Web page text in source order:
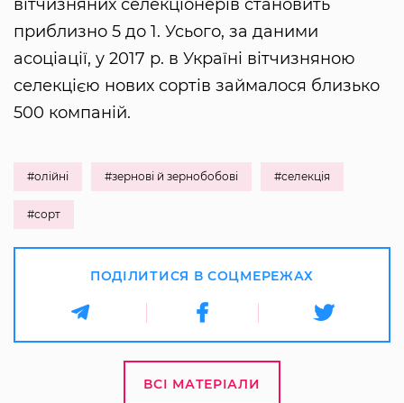
вітчизняних селекціонерів становить
приблизно 5 до 1. Усього, за даними
асоціації, у 2017 р. в Україні вітчизняною
селекцією нових сортів займалося близько
500 компаній.
#олійні #зернові й зернобобові #селекція
#сорт
ПОДІЛИТИСЯ В СОЦМЕРЕЖАХ
ВСІ МАТЕРІАЛИ